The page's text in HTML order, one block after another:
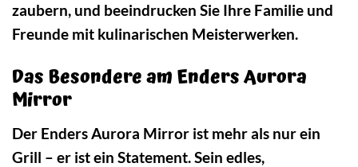
zaubern, und beeindrucken Sie Ihre Familie und
Freunde mit kulinarischen Meisterwerken.
Das Besondere am Enders Aurora
Mirror
Der Enders Aurora Mirror ist mehr als nur ein
Grill – er ist ein Statement. Sein edles,